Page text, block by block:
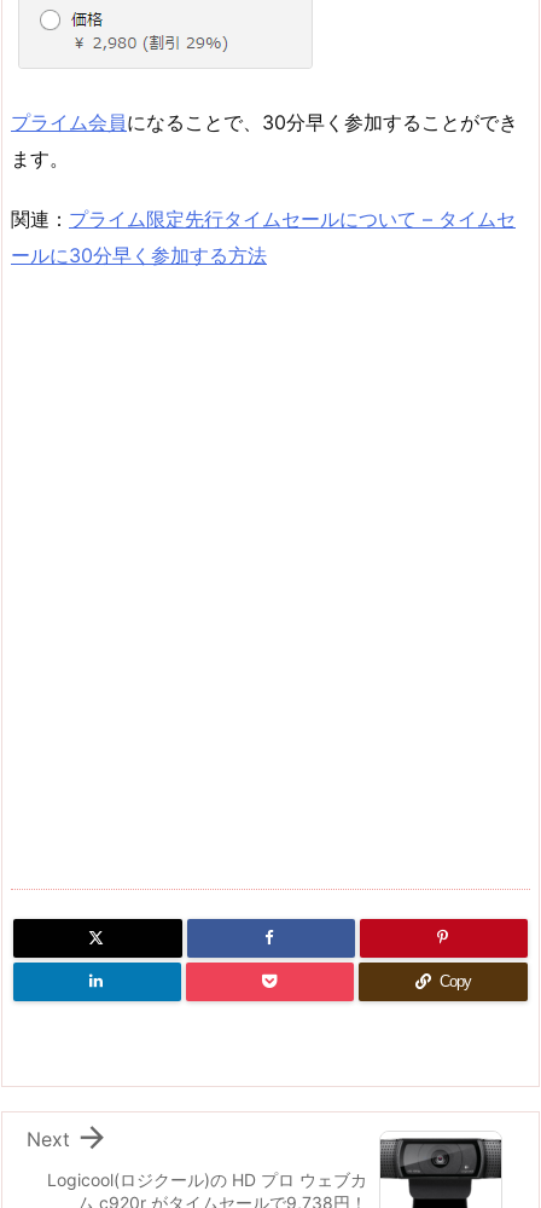
プライム会員になることで、30分早く参加することができ
ます。
関連： プライム限定先行タイムセールについて – タイムセ
ールに30分早く参加する方法
Copy
Logicool(ロジクール)の HD プロ ウェブカ
ム c920r がタイムセールで9,738円！

Next